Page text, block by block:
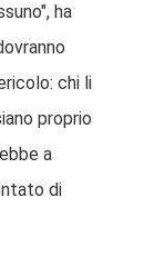
ha
chi li
proprio
a
di